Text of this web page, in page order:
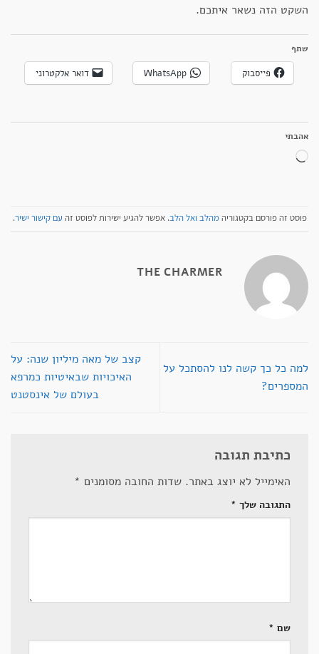
השקט הזה נשאר איתכם.
שתף
פייסבוק WhatsApp דואר אלקטרוני
אהבתי
טוען...
פוסט זה פורסם בקטגוריה מהלב ואל הלב. אפשר להגיע ישירות לפוסט זה עם קישור ישיר.
THE CHARMER
למה כל כך קשה לנו להסתכל על
המספרים?
קצב של מאה מיליון שנה: על
האיכויות שבאיטיות כמרפא
בעולם של אינסטנט
כתיבת תגובה
האימייל לא יוצג באתר. שדות החובה מסומנים *
התגובה שלך *
שם *